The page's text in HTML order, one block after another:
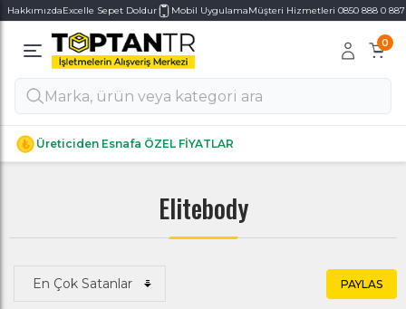
HakkımızdaExcelle Sepet Doldur Mobil UygulamaMüşteri Hizmetleri 0850 888 0 887
0
Üreticiden Esnafa ÖZEL FİYATLAR
Alt Kategoriler
Alt Kategoriler
Elitebody
PAYLAS